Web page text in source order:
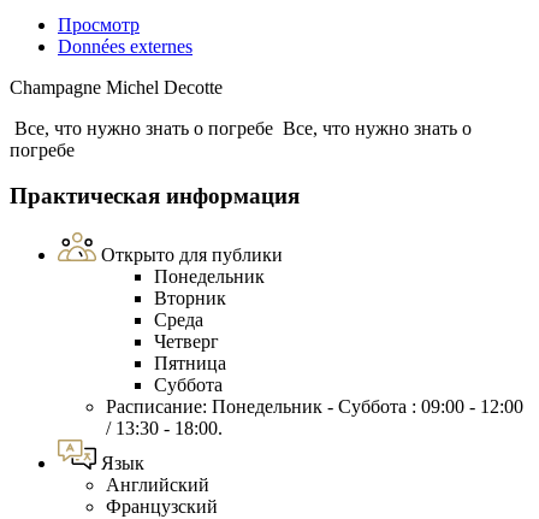
Просмотр
Données externes
Champagne Michel Decotte
Все, что нужно знать о погребе Все, что нужно знать о
погребе
Практическая информация
Открыто для публики
Понедельник
Вторник
Среда
Четверг
Пятница
Суббота
Расписание: Понедельник - Суббота : 09:00 - 12:00
/ 13:30 - 18:00.
Язык
Английский
Французский